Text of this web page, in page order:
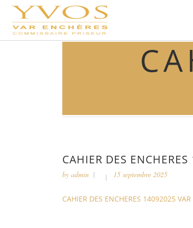
CAHIER DES
by admin 15 septembre 2025
CAHIER DES ENCHERES 14092025 VAR